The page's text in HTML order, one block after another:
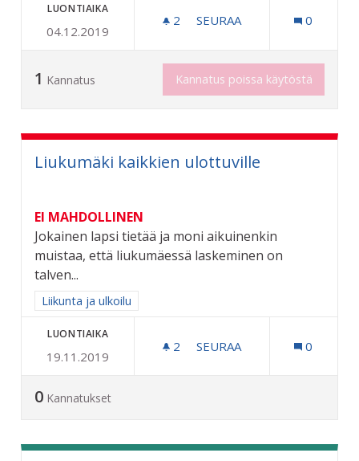
LUONTIAIKA
04.12.2019
2 2 SEURAAJAA
SEURAA 0
1 Kannatus Kannatus poissa käytöstä
Liukumäki kaikkien ulottuville
EI MAHDOLLINEN
Jokainen lapsi tietää ja moni aikuinenkin
muistaa, että liukumäessä laskeminen on
talven...
Rajaa tulokset aihepiirin mukaan: Liikunta ja ulkoilu
Liikunta ja ulkoilu
LUONTIAIKA
19.11.2019
2 2 SEURAAJAA
SEURAA 0
0 Kannatukset